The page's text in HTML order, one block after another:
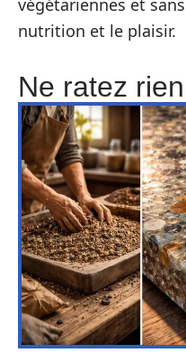
végétariennes et
nutrition et le plaisir.
Ne ratez